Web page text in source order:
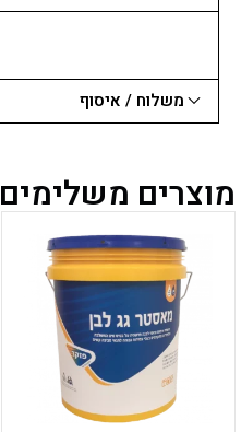
משלוח / איסוף
מוצרים משלימים